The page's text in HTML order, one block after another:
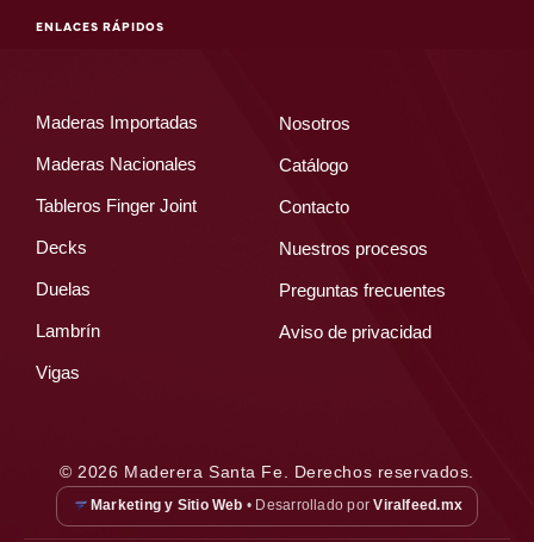
ENLACES RÁPIDOS
Maderas Importadas
Maderas Nacionales
Tableros Finger Joint
Decks
Duelas
Lambrín
Vigas
Nosotros
Catálogo
Contacto
Nuestros procesos
Preguntas frecuentes
Aviso de privacidad
© 2026 Maderera Santa Fe. Derechos reservados.
Marketing y Sitio Web • Desarrollado porViralfeed.mx